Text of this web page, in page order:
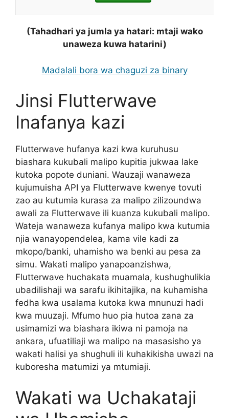
(Tahadhari ya jumla ya hatari: mtaji wako
unaweza kuwa hatarini)
Madalali bora wa chaguzi za binary
Jinsi Flutterwave
Inafanya kazi
Flutterwave hufanya kazi kwa kuruhusu
biashara kukubali malipo kupitia jukwaa lake
kutoka popote duniani. Wauzaji wanaweza
kujumuisha API ya Flutterwave kwenye tovuti
zao au kutumia kurasa za malipo zilizoundwa
awali za Flutterwave ili kuanza kukubali malipo.
Wateja wanaweza kufanya malipo kwa kutumia
njia wanayopendelea, kama vile kadi za
mkopo/banki, uhamisho wa benki au pesa za
simu. Wakati malipo yanapoanzishwa,
Flutterwave huchakata muamala, kushughulikia
ubadilishaji wa sarafu ikihitajika, na kuhamisha
fedha kwa usalama kutoka kwa mnunuzi hadi
kwa muuzaji. Mfumo huo pia hutoa zana za
usimamizi wa biashara ikiwa ni pamoja na
ankara, ufuatiliaji wa malipo na masasisho ya
wakati halisi ya shughuli ili kuhakikisha uwazi na
kuboresha matumizi ya mtumiaji.
Wakati wa Uchakataji